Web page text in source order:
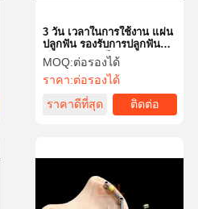
3 วัน เวลาในการใช้งาน แผ่น
ปลูกฟัน รองรับการปลูกฟัน
เกินและปลูกเทียม
MOQ:ต่อรองได้
ราคา:ต่อรองได้
ราคาดีที่สุด
ติดต่อ